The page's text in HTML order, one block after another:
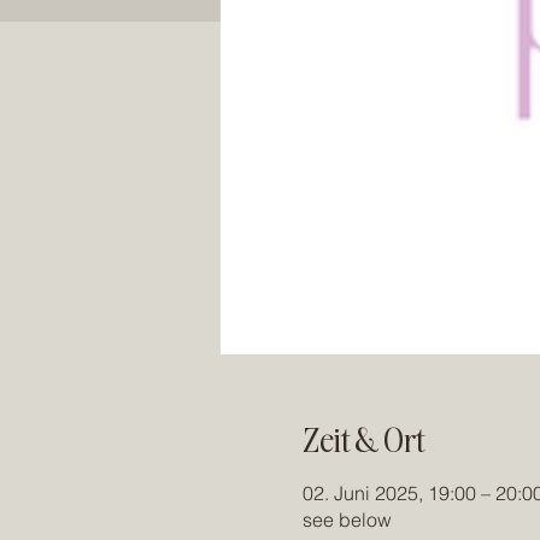
Zeit & Ort
02. Juni 2025, 19:00 –
see below